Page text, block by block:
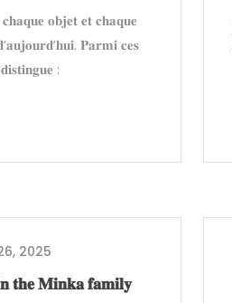
𝐨𝐛𝐣𝐞𝐭 𝐞𝐭 𝐜𝐡𝐚𝐪𝐮𝐞
𝐏𝐚𝐫𝐦𝐢 𝐜𝐞𝐬
:
2025
𝐭𝐡𝐞 𝐌𝐢𝐧𝐤𝐚 𝐟𝐚𝐦𝐢𝐥𝐲